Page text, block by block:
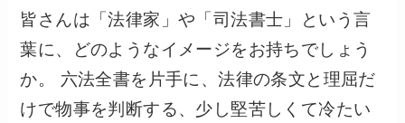
皆さんは「法律家」や「司法書士」という言
葉に、どのようなイメージをお持ちでしょう
か。 六法全書を片手に、法律の条文と理屈だ
けで物事を判断する、少し堅苦しくて冷たい